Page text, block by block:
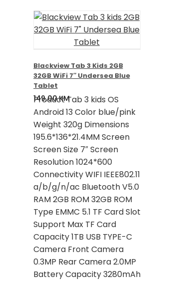
Blackview Tab 3 Kids 2GB
32GB WiFi 7″ Undersea Blue
Tablet
149,00KM
Product Tab 3 kids OS
Android 13 Color blue/pink
Weight 320g Dimensions
195.6*136*21.4MM Screen
Screen Size 7″ Screen
Resolution 1024*600
Connectivity WIFI IEEE802.11
a/b/g/n/ac Bluetooth V5.0
RAM 2GB ROM 32GB ROM
Type EMMC 5.1 TF Card Slot
Support Max TF Card
Capacity 1TB USB TYPE-C
Camera Front Camera
0.3MP Rear Camera 2.0MP
Battery Capacity 3280mAh